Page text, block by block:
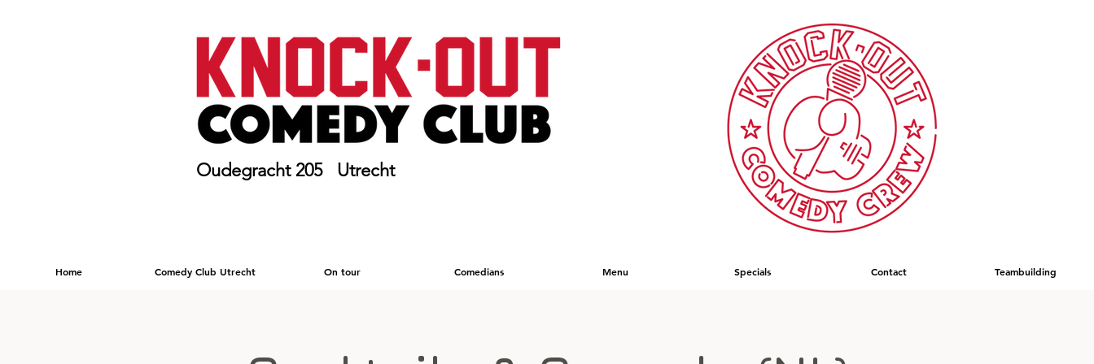
Oudegracht 205 Utrecht
Home Comedy Club Utrecht On tour Comedians Menu Specials Contact Teambuilding